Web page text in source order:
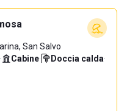
San Salvo
· Cabine· Doccia calda·